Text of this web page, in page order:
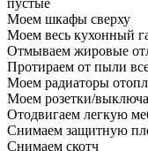
пустые
Моем шкафы сверху
Моем весь кухонный
Отмываем жировые
Протираем от пыли
Моем радиаторы
Моем розетки/
Отодвигаем легкую
Снимаем защитную
Снимаем скотч